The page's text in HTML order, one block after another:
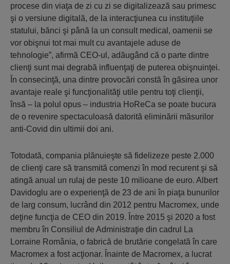
procese din viaţa de zi cu zi se digitalizează sau primesc
şi o versiune digitală, de la interacţiunea cu instituţiile
statului, bănci şi până la un consult medical, oamenii se
vor obişnui tot mai mult cu avantajele aduse de
tehnologie”, afirmă CEO-ul, adăugând că o parte dintre
clienţi sunt mai degrabă influenţaţi de puterea obişnuinţei.
În consecinţă, una dintre provocări constă în găsirea unor
avantaje reale şi funcţionalităţi utile pentru toţi clienţii,
însă – la polul opus – industria HoReCa se poate bucura
de o revenire spectaculoasă datorită eliminării măsurilor
anti-Covid din ultimii doi ani.
Totodată, compania plănuieşte să fidelizeze peste 2.000
de clienţi care să transmită comenzi în mod recurent şi să
atingă anual un rulaj de peste 10 milioane de euro. Albert
Davidoglu are o experienţă de 23 de ani în piaţa bunurilor
de larg consum, lucrând din 2012 pentru Macromex, unde
deţine funcţia de CEO din 2019. Între 2015 şi 2020 a fost
membru în Consiliul de Administraţie din cadrul La
Lorraine România, o fabrică de brutărie congelată în care
Macromex a fost acţionar. Înainte de Macromex, a lucrat